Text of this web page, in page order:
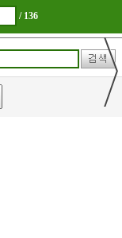
/ 136